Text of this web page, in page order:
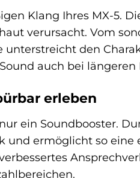
Klang Ihres MX-5.
verursacht. Vom
unterstreicht den
auch bei
erleben
ein Soundbooster.
und ermöglicht so eine